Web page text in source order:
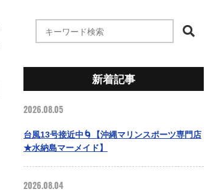
新着記事
2026.08.05
台風13号接近中🌀【沖縄マリンスポーツ専門店
★水納島マーメイド】
2026.08.04